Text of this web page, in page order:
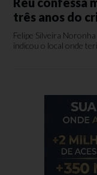
três anos do
Felipe Silveira
indicou o local onde